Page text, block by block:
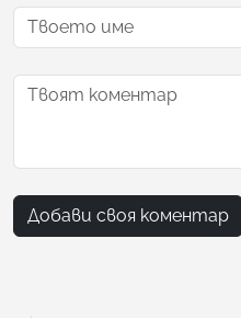
Добави своя коментар